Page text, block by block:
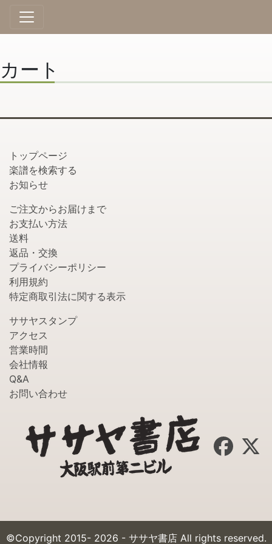
カート
トップページ
楽譜を検索する
お知らせ
ご注文からお届けまで
お支払い方法
送料
返品・交換
プライバシーポリシー
利用規約
特定商取引法に関する表示
ササヤスタンプ
アクセス
営業時間
会社情報
Q&A
お問い合わせ
©Copyright 2015- 2026 - ササヤ書店 All rights reserved.